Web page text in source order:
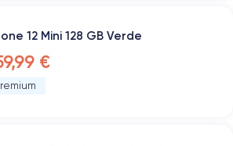
12 Mini 128 GB Verde
€